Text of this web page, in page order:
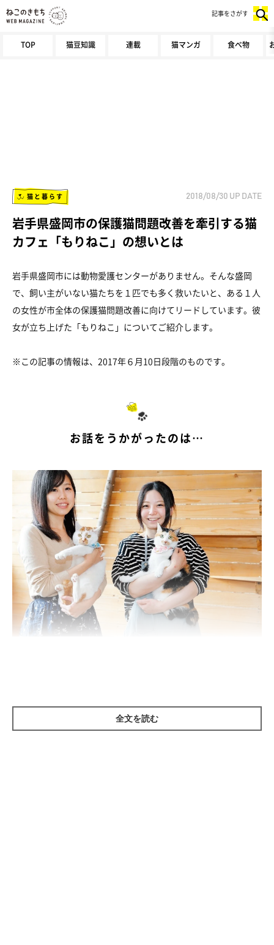
TOP 猫豆知識 連載 猫マンガ 食べ物
記事をさがす
猫と暮らす 2018/08/30 UP DATE
岩手県盛岡市の保護猫問題改善を牽引する猫
カフェ「もりねこ」の想いとは
岩手県盛岡市には動物愛護センターがありません。そんな盛岡
で、飼い主がいない猫たちを１匹でも多く救いたいと、ある１人
の女性が市全体の保護猫問題改善に向けてリードしています。彼
女が立ち上げた「もりねこ」についてご紹介します。
※この記事の情報は、2017年６月10日段階のものです。
お話をうかがったのは…
フ、３名のアルバイト、そして20名ほどのボランティアが在籍し
ています。
全文を読む